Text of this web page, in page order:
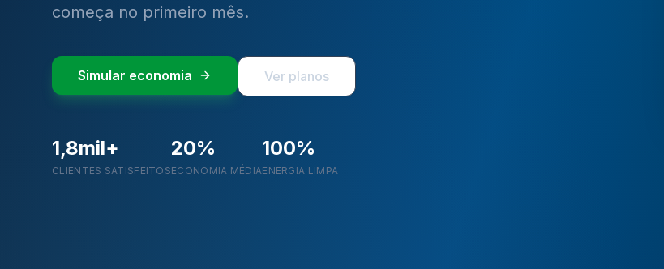
começa no primeiro mês.
Simular economia Ver planos
1,8mil+
CLIENTES SATISFEITOS
20%
ECONOMIA MÉDIA
100%
ENERGIA LIMPA